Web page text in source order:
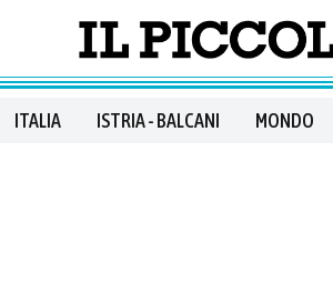
ITALIA ISTRIA - BALCANI MONDO